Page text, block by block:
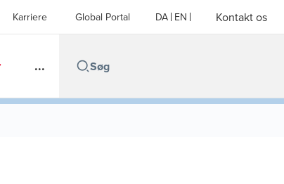
Karriere Global Portal DA EN Kontakt os
...